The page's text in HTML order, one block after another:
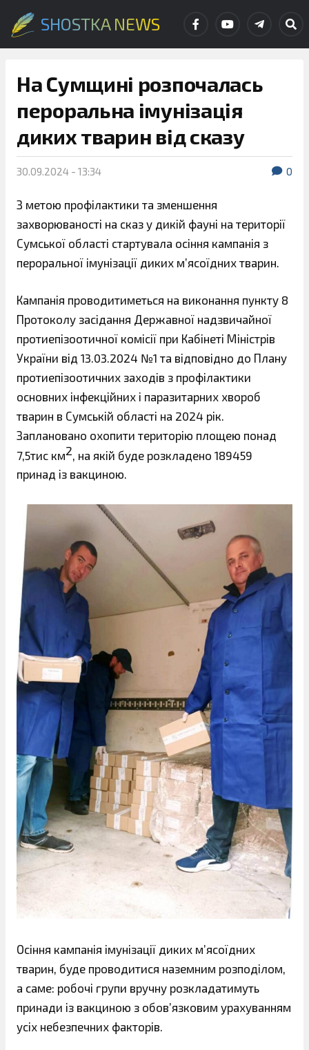
SHOSTKA NEWS
На Сумщині розпочалась
пероральна імунізація
диких тварин від сказу
30.09.2024 - 13:34 0
З метою профілактики та зменшення
захворюваності на сказ у дикій фауні на території
Сумської області стартувала осіння кампанія з
пероральної імунізації диких м’ясоїдних тварин.
Кампанія проводитиметься на виконання пункту 8
Протоколу засідання Державної надзвичайної
протиепізоотичної комісії при Кабінеті Міністрів
України від 13.03.2024 №1 та відповідно до Плану
протиепізоотичних заходів з профілактики
основних інфекційних і паразитарних хвороб
тварин в Сумській області на 2024 рік.
Заплановано охопити територію площею понад
7,5тис км2 , на якій буде розкладено 189459
принад із вакциною.
Осіння кампанія імунізації диких м’ясоїдних
тварин, буде проводитися наземним розподілом,
а саме: робочі групи вручну розкладатимуть
принади із вакциною з обов’язковим урахуванням
усіх небезпечних факторів.